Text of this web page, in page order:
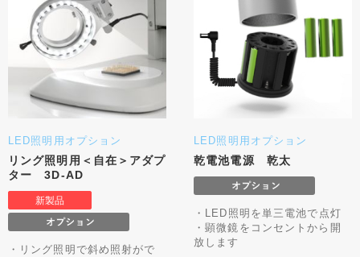
LED照明用オプション
リング照明用＜自在＞アダプ
ター 3D-AD
・リング照明で斜め照射がで
LED照明用オプション
乾電池電源 乾太
・LED照明を単三電池で点灯
・顕微鏡をコンセントから開
放します